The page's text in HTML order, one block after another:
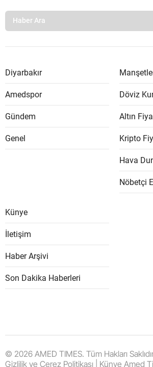
Diyarbakır
Amedspor
Gündem
Genel
Döviz
Altın
Kripto
Hava
Nöbetçi
Künye
İletişim
Haber Arşivi
Son Dakika Haberleri
© 2026 AMED TIMES. Tüm Hakları
Gizlilik ve Çerez Politikası | Künye Amed